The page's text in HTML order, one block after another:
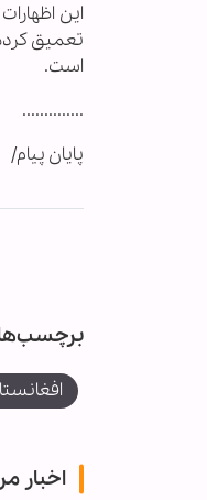
این
تعمیق
است.
..............
پایان پیام/
اخبار